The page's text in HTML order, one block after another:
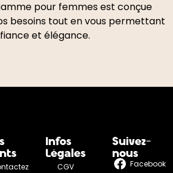
pour femmes est conçue
besoins tout en vous permettant
et élégance.
Infos
Légales
CGV
Suivez-
nous
Facebook